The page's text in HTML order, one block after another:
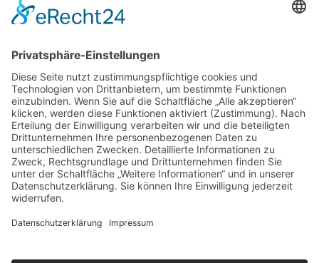
Weitere Informationen
Kontakt
Newsletter
FAQ
Schlagworte
Datenschutz
Impressum